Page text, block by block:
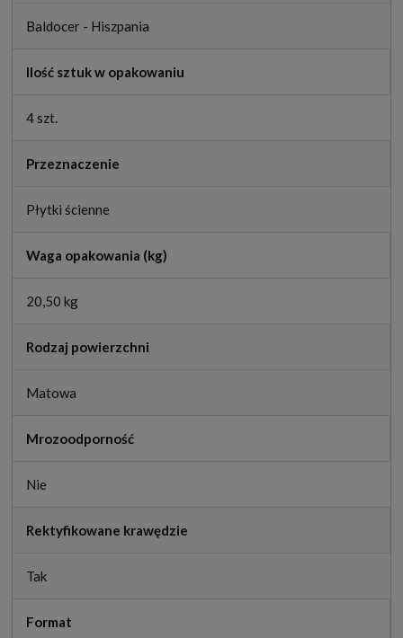
Baldocer - Hiszpania
Ilość sztuk w opakowaniu
4 szt.
Przeznaczenie
Płytki ścienne
Waga opakowania (kg)
20,50 kg
Rodzaj powierzchni
Matowa
Mrozoodporność
Nie
Rektyfikowane krawędzie
Tak
Format